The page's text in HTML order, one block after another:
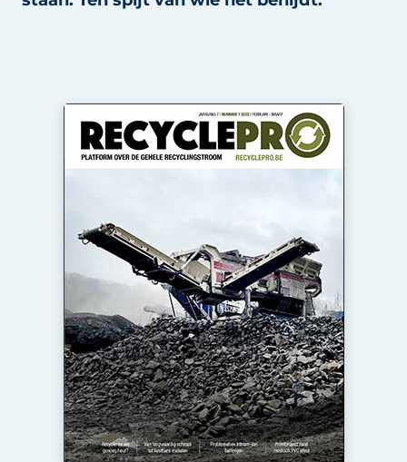
RecyclePro | Vakblad over de gehele
Video’s
Kranen
Recyclinginstallaties
Persen
Stofbeheersing
Uitrustingsstukken
Shredders
Transportbanden
Zeven & Brekers